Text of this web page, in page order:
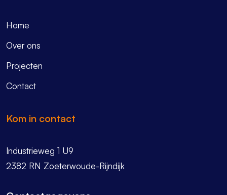
Home
Over ons
Projecten
Contact
Kom in contact
Industrieweg 1 U9
2382 RN Zoeterwoude-Rijndijk